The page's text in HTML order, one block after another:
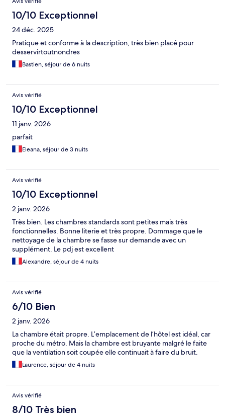
10/10 Exceptionnel
24 déc. 2025
Pratique et conforme à la description, très bien placé pour
desservirtoutnondres
Bastien, séjour de 6 nuits
Avis vérifié
10/10 Exceptionnel
11 janv. 2026
parfait
Eleana, séjour de 3 nuits
Avis vérifié
10/10 Exceptionnel
2 janv. 2026
Très bien. Les chambres standards sont petites mais très
fonctionnelles. Bonne literie et très propre. Dommage que le
nettoyage de la chambre se fasse sur demande avec un
supplément. Le pdj est excellent
Alexandre, séjour de 4 nuits
Avis vérifié
6/10 Bien
2 janv. 2026
La chambre était propre. L’emplacement de l’hôtel est idéal, car
proche du métro. Mais la chambre est bruyante malgré le faite
que la ventilation soit coupée elle continuait à faire du bruit.
Laurence, séjour de 4 nuits
Avis vérifié
8/10 Très bien